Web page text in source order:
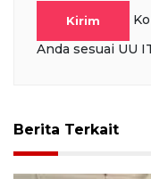
Kirim
Anda sesuai UU
Berita Terkait